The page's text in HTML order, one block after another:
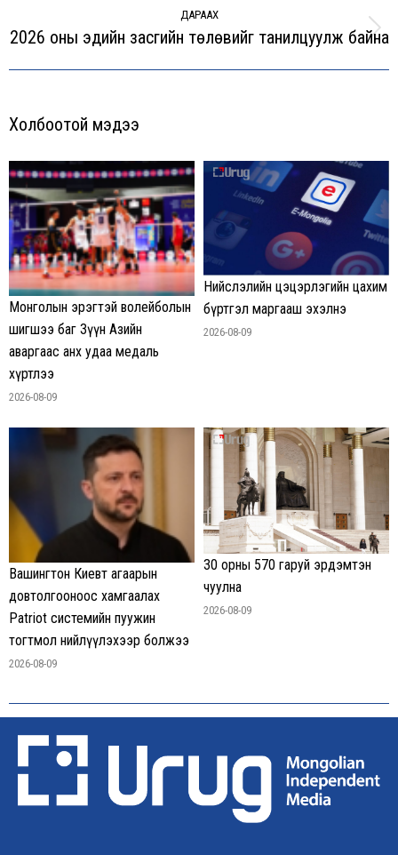
ДАРААХ
Next
2026 оны эдийн засгийн төлөвийг танилцуулж байна
Холбоотой мэдээ
Монголын эрэгтэй волейболын
шигшээ баг Зүүн Азийн
аваргаас анх удаа медаль
хүртлээ
2026-08-09
Нийслэлийн цэцэрлэгийн цахим
бүртгэл маргааш эхэлнэ
2026-08-09
Вашингтон Киевт агаарын
довтолгооноос хамгаалах
Patriot системийн пуужин
тогтмол нийлүүлэхээр болжээ
2026-08-09
30 орны 570 гаруй эрдэмтэн
чуулна
2026-08-09